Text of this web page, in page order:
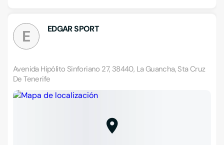
E EDGAR SPORT
Avenida Hipólito Sinforiano 27, 38440, La Guancha, Sta Cruz
De Tenerife